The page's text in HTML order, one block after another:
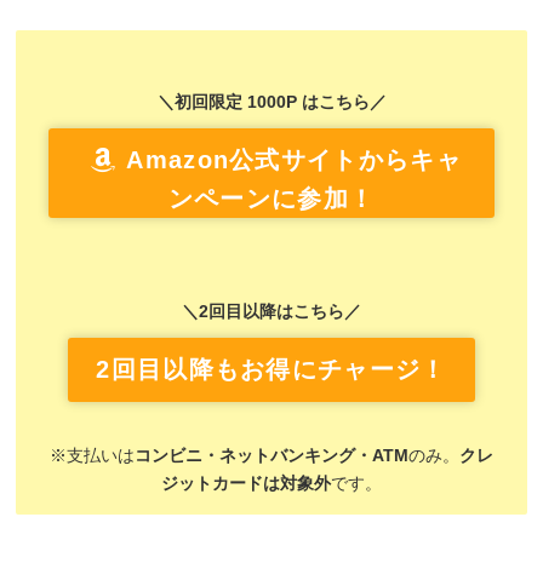
＼初回限定 1000P はこちら／
Amazon公式サイトからキャ
ンペーンに参加！
＼2回目以降はこちら／
2回目以降もお得にチャージ！
※支払いは コンビニ・ネットバンキング・ATMのみ。 クレ
ジットカードは対象外です。